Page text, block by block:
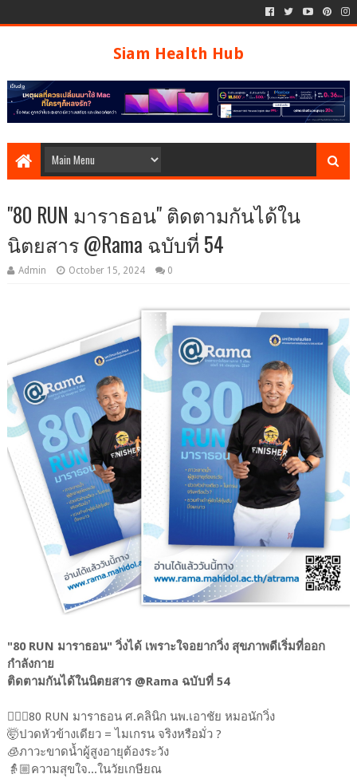
Siam Health Hub
"80 RUN มาราธอน" ติดตามกันได้ใน
นิตยสาร @Rama ฉบับที่ 54
Admin October 15, 2024 0
"80 RUN มาราธอน" วิ่งได้ เพราะใจอยากวิ่ง สุขภาพดีเริ่มที่ออก
กำลังกาย
ติดตามกันได้ในนิตยสาร @Rama ฉบับที่ 54
🏃🏽‍♂️80 RUN มาราธอน ศ.คลินิก นพ.เอาชัย หมอนักวิ่ง
🤯ปวดหัวข้างเดียว = ไมเกรน จริงหรือมั่ว ?
🧊ภาวะขาดน้ำผู้สูงอายุต้องระวัง
👵🏼ความสุขใจ...ในวัยเกษียณ